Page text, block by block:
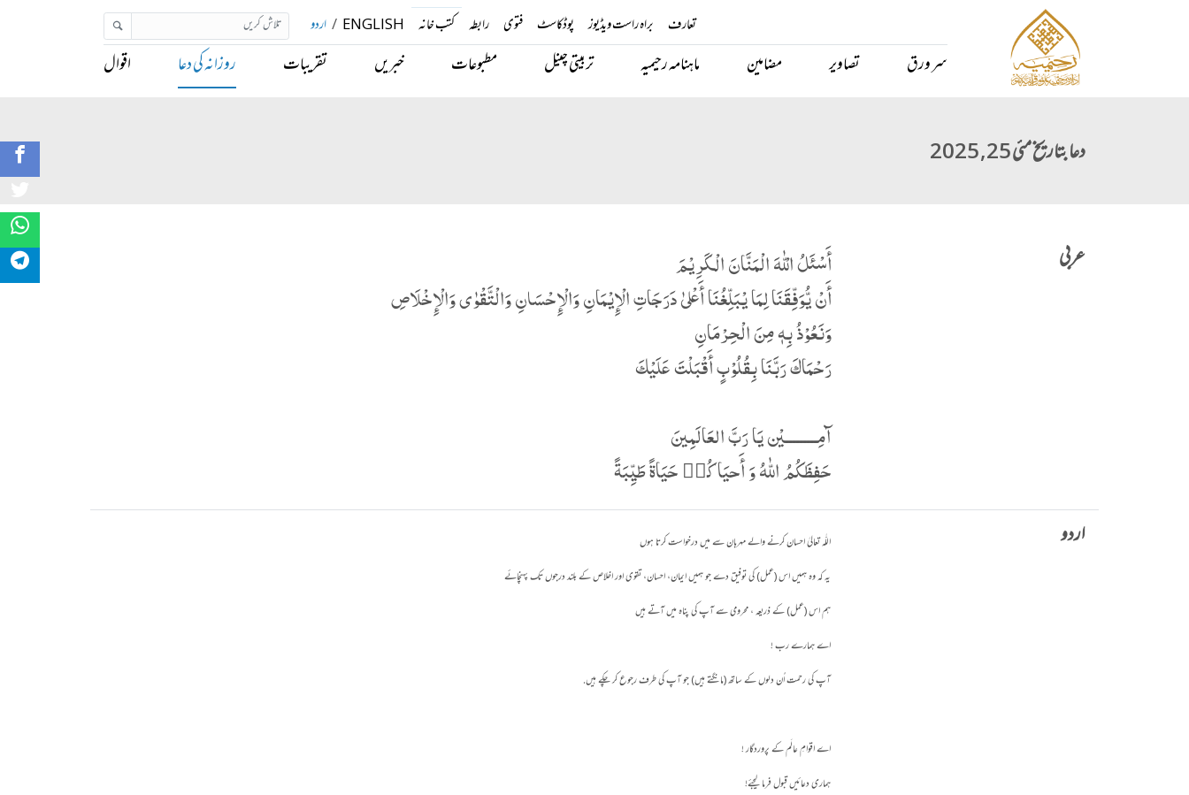
تعارف براہ راست ویڈیوز پوڈکاسٹ فتوی رابطہ کتب خانہ ENGLISH
/ اردو
سر ورق تصاویر مضامین ماہنامہ رحیمیہ تربیتی چینل مطبوعات خبریں تقریبات روزانہ کی دعا اقوال
دعا بتاریخ مئی 25, 2025
عربی
أَسْئَلُ الْلّٰهَ الْمَنَّانَ الْکَرِیْمَ
أَنْ یُّوَفِّقَنَا لِمَا یْبَلِّغُنَا أَعْلیٰ دَرَجَاتِ الْإِیْمَانِ وَالْإِحْسَانِ وَالْتَّقْوٰی وَالْإِخْلَاصِ
وَنَعُوْذُ بِهٖ مِنَ الْحِرْمَانِ
رَحْمَاكَ رَبَّنَا بِقُلُوْبٍ أَقْبَلْتَ عَلَیْكَ
آمِـــــــــيْن يَا رَبَّ العَالَمِينَ
حَفِظَكُمُ اللّٰهُ وَ أَحيَاكُم٘ حَيَاةً طَيِّبَةً
اردو
اللّٰہ تعالیٰ احسان کرنے والے مہربان سے میں درخواست کرتا ہوں
یہ کہ وہ ہمیں اس (عمل) کی توفیق دے جو ہمیں ایمان، احسان، تقوی اور اخلاص کے بلند درجوں تک پہنچائے
ہم اس (عمل) کے ذریعہ ، محرومی سے آپ کی پناہ میں آتے ہیں
اے ہمارے رب !
آپ کی رحمت اُن دلوں کے ساتھ (مانگتے ہیں) جو آپ کی طرف رجوع کر چکے ہیں.
اے اقوامِ عالَم کے پروردگار !
ہماری دعائیں قبول فرما لیجئے!